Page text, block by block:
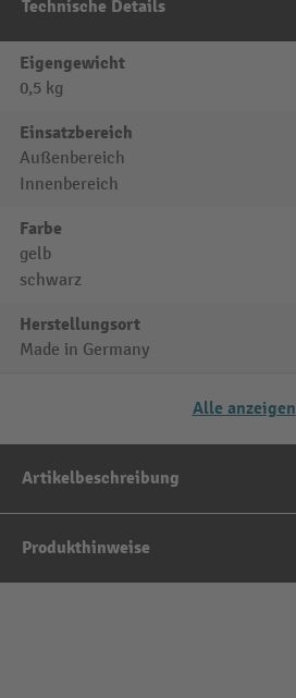
Technische Details
Eigengewicht
0,5 kg
Einsatzbereich
Außenbereich
Innenbereich
Farbe
gelb
schwarz
Herstellungsort
Made in Germany
Alle anzeigen
Artikelbeschreibung
Produkthinweise